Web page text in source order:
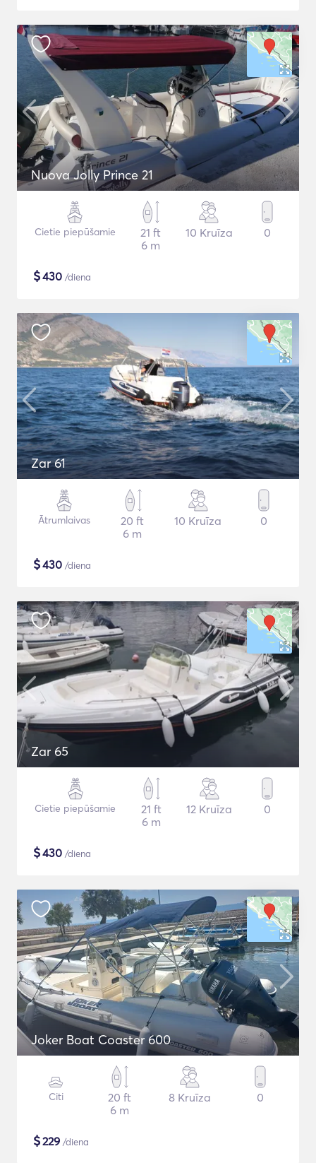
Nuova Jolly Prince 21
Cietie piepūšamie
21 ft
6 m
10 Kruīza 0
$430 /diena
Zar 61
Ātrumlaivas
20 ft
6 m
10 Kruīza 0
$430 /diena
Zar 65
Cietie piepūšamie
21 ft
6 m
12 Kruīza 0
$430 /diena
Joker Boat Coaster 600
Citi
20 ft
6 m
8 Kruīza 0
$229 /diena